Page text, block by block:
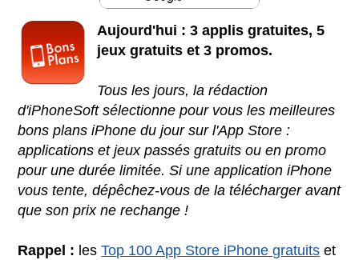
Aujourd'hui : 3 applis gratuites, 5
jeux gratuits et 3 promos.
Tous les jours, la rédaction
d'iPhoneSoft sélectionne pour vous les meilleures
bons plans iPhone du jour sur l'App Store :
applications et jeux passés gratuits ou en promo
pour une durée limitée. Si une application iPhone
vous tente, dépêchez-vous de la télécharger avant
que son prix ne rechange !
Rappel : lesTop 100 App Store iPhone gratuits et